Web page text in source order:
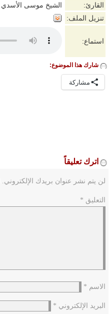
القارئ:
الشيخ موسى الأسدي
تنزيل الملف:
استماع:
شارك هذا الموضوع:
مشاركة
اترك تعليقاً
لن يتم نشر عنوان بريدك الإلكتروني.
التعليق *
الاسم *
البريد الإلكتروني *